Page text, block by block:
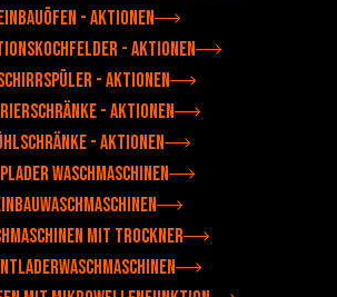
- Aktionen
- Aktionen
- Aktionen
- Aktionen
- Aktionen
Waschmaschinen
mit Trockner